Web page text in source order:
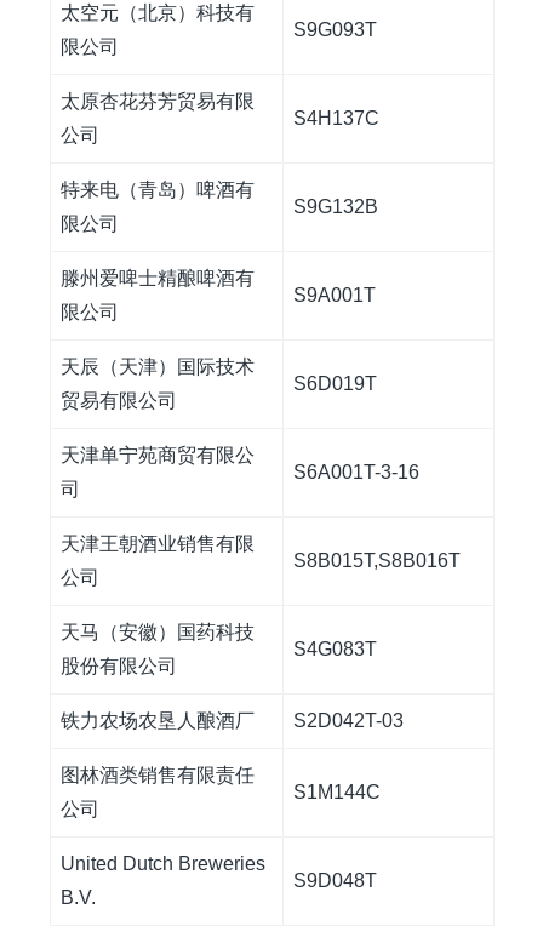
太空元（北京）科技有
限公司
S9G093T
太原杏花芬芳贸易有限
公司
S4H137C
特来电（青岛）啤酒有
限公司
S9G132B
滕州爱啤士精酿啤酒有
限公司
S9A001T
天辰（天津）国际技术
贸易有限公司
S6D019T
天津单宁苑商贸有限公
司
S6A001T-3-16
天津王朝酒业销售有限
公司
S8B015T,S8B016T
天马（安徽）国药科技
股份有限公司
S4G083T
铁力农场农垦人酿酒厂 S2D042T-03
图林酒类销售有限责任
公司
S1M144C
United Dutch Breweries
B.V.
S9D048T